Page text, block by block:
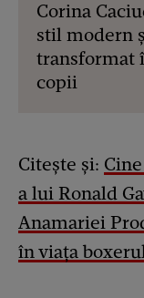
Corina
stil modern
transformat
copii
Citește și:
a lui Ronald
Anamariei
în viața